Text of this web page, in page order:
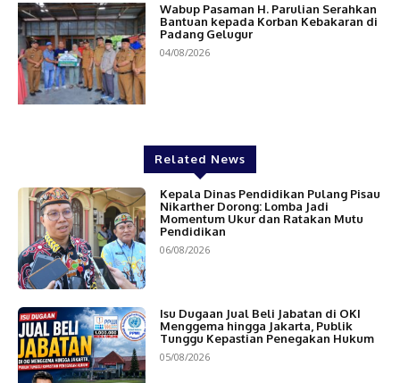
Wabup Pasaman H. Parulian Serahkan
Bantuan kepada Korban Kebakaran di
Padang Gelugur
04/08/2026
Related News
Kepala Dinas Pendidikan Pulang Pisau
Nikarther Dorong: Lomba Jadi
Momentum Ukur dan Ratakan Mutu
Pendidikan
06/08/2026
Isu Dugaan Jual Beli Jabatan di OKI
Menggema hingga Jakarta, Publik
Tunggu Kepastian Penegakan Hukum
05/08/2026